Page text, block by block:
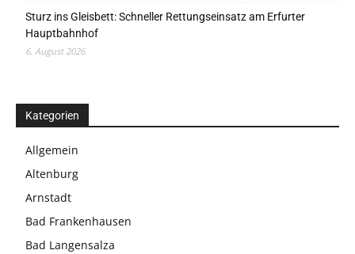
Sturz ins Gleisbett: Schneller Rettungseinsatz am Erfurter
Hauptbahnhof
6. August 2026
Kategorien
Allgemein
Altenburg
Arnstadt
Bad Frankenhausen
Bad Langensalza